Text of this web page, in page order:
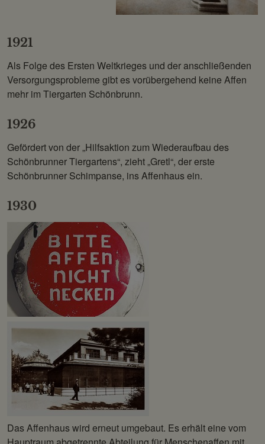
1921
Als Folge des Ersten Weltkrieges und der anschließenden
Versorgungsprobleme gibt es vorübergehend keine Affen
mehr im Tiergarten Schönbrunn.
1926
Gefördert von der „Hilfsaktion zum Wiederaufbau des
Schönbrunner Tiergartens“, zieht „Gretl“, der erste
Schönbrunner Schimpanse, ins Affenhaus ein.
1930
Das Affenhaus wird erneut umgebaut. Es erhält eine vom